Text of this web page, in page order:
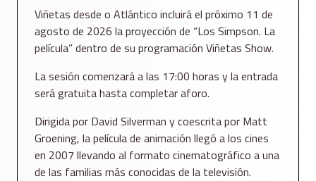
Viñetas desde o Atlántico incluirá el próximo 11 de
agosto de 2026 la proyección de “Los Simpson. La
película” dentro de su programación Viñetas Show.
La sesión comenzará a las 17:00 horas y la entrada
será gratuita hasta completar aforo.
Dirigida por David Silverman y coescrita por Matt
Groening, la película de animación llegó a los cines
en 2007 llevando al formato cinematográfico a una
de las familias más conocidas de la televisión.